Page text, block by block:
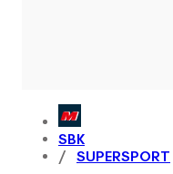
SBK
SUPERSPORT